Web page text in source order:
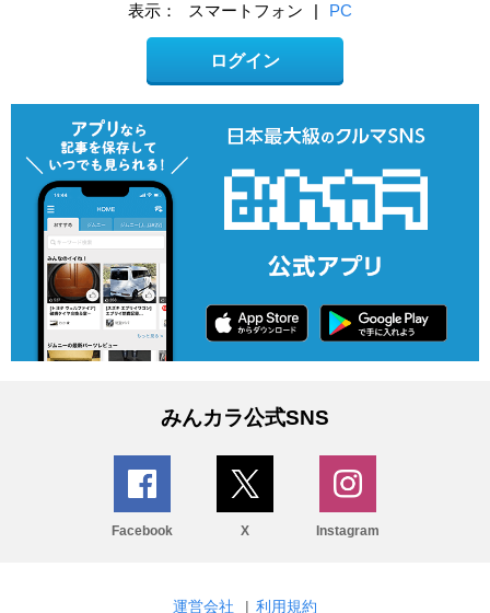
表示： スマートフォン | PC
ログイン
みんカラ公式SNS
Facebook X Instagram
運営会社 | 利用規約